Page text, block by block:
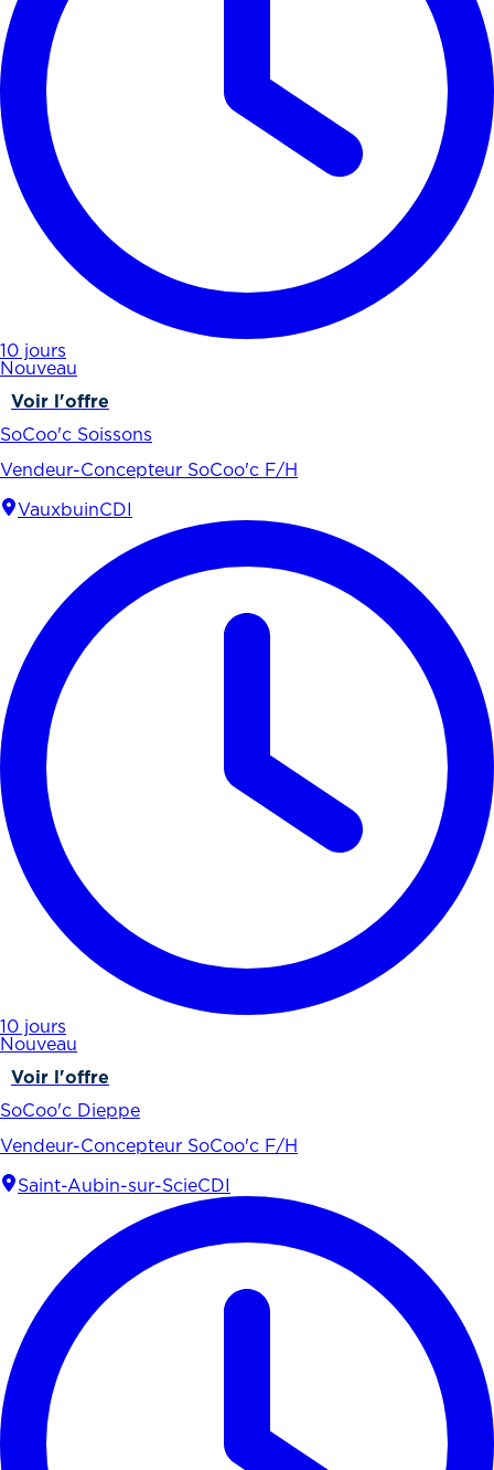
10 jours
Nouveau
Voir l'offre
SoCoo'c Soissons
Vendeur-Concepteur SoCoo'c F/H
VauxbuinCDI
10 jours
Nouveau
Voir l'offre
SoCoo'c Dieppe
Vendeur-Concepteur SoCoo'c F/H
Saint-Aubin-sur-ScieCDI